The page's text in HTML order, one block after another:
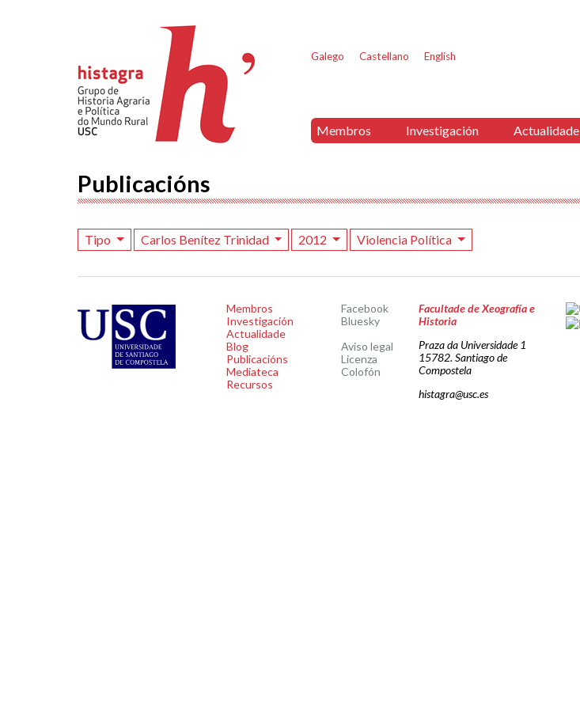
Galego Castellano English
Membros Investigación Actualidade
Publicacións
Tipo Carlos Benítez Trinidad 2012 Violencia Política
Membros
Investigación
Actualidade
Blog
Publicacións
Mediateca
Recursos
Facebook
Bluesky
Aviso legal
Licenza
Colofón
Facultade de Xeografía e
Historia
Praza da Universidade 1
15782. Santiago de
Compostela
histagra@usc.es